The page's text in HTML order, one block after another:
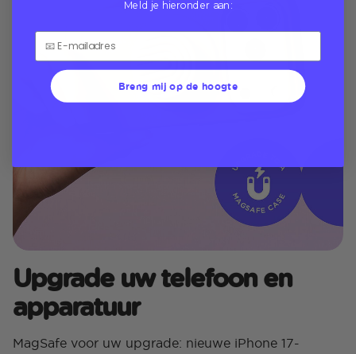
Upgrade uw telefoon en
apparatuur
MagSafe voor uw upgrade: nieuwe iPhone 17-
Meld je hieronder aan:
Breng mij op de hoogte